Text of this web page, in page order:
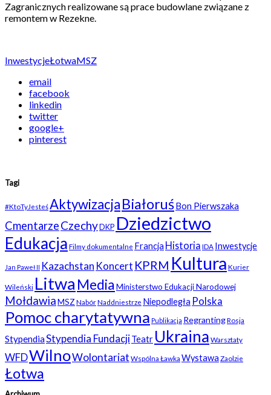
Zagranicznych realizowane są prace budowlane związane z
remontem w Rezekne.
InwestycjeŁotwaMSZ
email
facebook
linkedin
twitter
google+
pinterest
Tagi
#KtoTyJesteśAktywizacjaBiałoruśBon Pierwszaka
CmentarzeCzechyDKP Dziedzictwo
Edukacja Filmy dokumentalne Francja Historia IDA Inwestycje
Jan Paweł II Kazachstan Koncert KPRM Kultura Kurier
Wileński Litwa MediaMinisterstwo Edukacji Narodowej
MołdawiaMSZ NabórNaddniestrze Niepodległa Polska
Pomoc charytatywna Publikacja RegrantingRosja
StypendiaStypendia FundacjiTeatr Ukraina Warsztaty
WFDWilnoWolontariat Wspólna Ławka Wystawa Zaolzie
Łotwa